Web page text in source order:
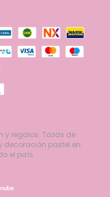
y regalos. Tazas de
decoración pastel en
el país.